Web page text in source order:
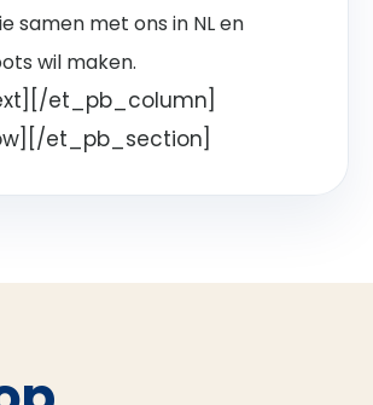
samen met ons in NL en
wil maken.
et_pb_column]
et_pb_section]